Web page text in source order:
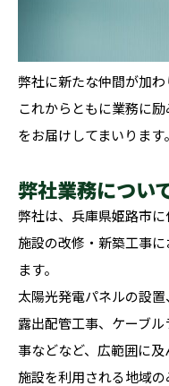
弊社に新たな仲間が加わ
これからともに業務に
をお届けしてまいります。
弊社業務につい
弊社は、兵庫県姫路市
施設の改修・新築工事
ます。
太陽光発電パネルの設置
露出配管工事、ケーブ
事などなど、広範囲に及
施設を利用される地域